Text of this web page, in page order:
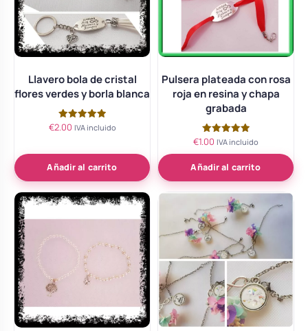
Llavero bola de cristal
flores verdes y borla blanca
Valorado
€2.00 IVA incluido
Añadir al carrito
Pulsera plateada con rosa
roja en resina y chapa
grabada
Valorado
5.00
de 5
€1.00 IVA incluido
Añadir al carrito